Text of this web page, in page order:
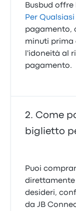
Busbud
Per
pagamento,
minuti prima
l'idoneità al
pagamento.
Come
biglietto
Puoi
direttamente
desideri,
da JB